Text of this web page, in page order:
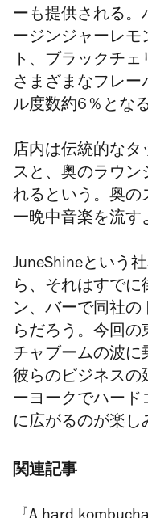
ーも提供される。
ージンジャーレモ
ト、ブラックチ
さまざまなフレー
ル度数約6％となる
店内は伝統的なタ
スと、奥のラウン
れるという。奥の
一晩中音楽を流す
JuneShineという
ら、それはすでに
ン、バーで同社
らだろう。今回の
チャブームの波に
彼らのビジネスの
ーヨークでハード
に広がるのが楽し
関連記事